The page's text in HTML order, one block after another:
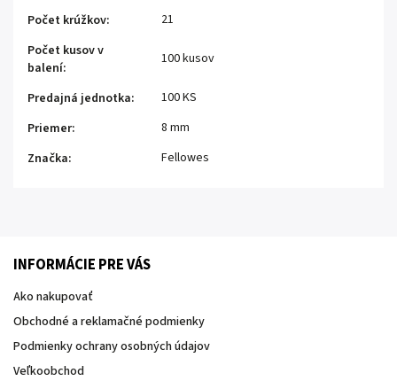
Počet krúžkov:
21
Počet kusov v
balení:
100 kusov
Predajná jednotka:
100 KS
Priemer:
8 mm
Značka: Fellowes
INFORMÁCIE PRE VÁS
Ako nakupovať
Obchodné a reklamačné podmienky
Podmienky ochrany osobných údajov
Veľkoobchod